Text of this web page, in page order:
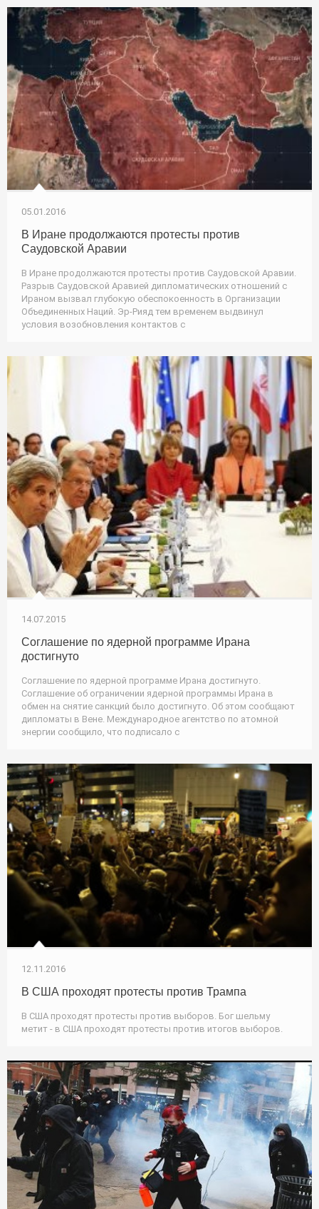
05.01.2016
В Иране продолжаются протесты против
Саудовской Аравии
В Иране продолжаются протесты против Саудовской Аравии.
Разрыв Саудовской Аравией дипломатических отношений с
Ираном вызвал глубокую обеспокоенность в Организации
Объединенных Наций. Эр-Рияд тем временем выдвинул
условия возобновления контактов с
14.07.2015
Соглашение по ядерной программе Ирана
достигнуто
Соглашение по ядерной программе Ирана достигнуто.
Соглашение об ограничении ядерной программы Ирана в
обмен на снятие санкций было достигнуто. Об этом сообщают
дипломаты в Вене. Международное агентство по атомной
энергии сообщило, что подписало с
12.11.2016
В США проходят протесты против Трампа
В США проходят протесты против выборов. Бог шельму
метит - в США проходят протесты против итогов выборов.